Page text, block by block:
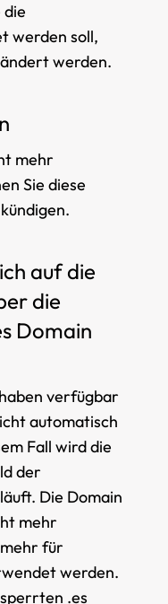
die
werden soll,
werden.
mehr
Sie diese
auf die
die
Domain
verfügbar
automatisch
Fall wird die
der
Die Domain
mehr
für
werden.
.es